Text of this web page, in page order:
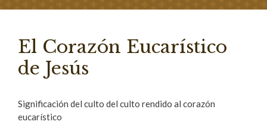
El Corazón Eucarístico
de Jesús
Significación del culto del culto rendido al corazón
eucarístico